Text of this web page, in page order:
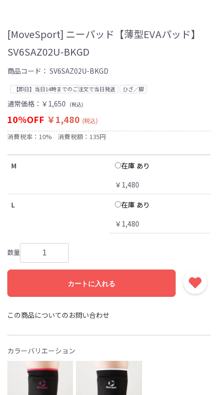
[MoveSport] ニーパッド【薄型EVAパッド】
SV6SAZ02U-BKGD
商品コード： SV6SAZ02U-BKGD
【即日】当日14時までのご注文で当日発送 ひざ／脚
通常価格： ￥1,650 (税込)
10%OFF ￥1,480 (税込)
消費税率：10% 消費税額：135円
M
在庫 あり
￥1,480
L
在庫 あり
￥1,480
数量
カートに入れる
この商品についてのお問い合わせ
カラーバリエーション